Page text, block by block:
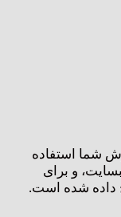
شما استفاده
و برای
داده شده است.